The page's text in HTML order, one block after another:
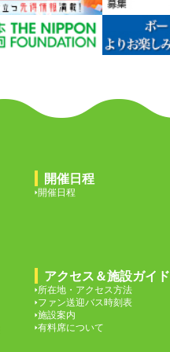
開催日程
開催日程
アクセス＆施設ガイド
所在地・アクセス方法
ファン送迎バス時刻表
施設案内
有料席について